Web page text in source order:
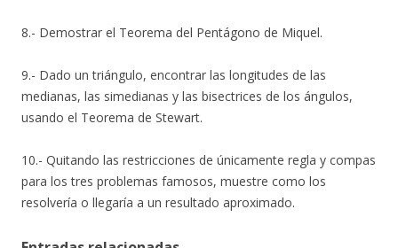
8.- Demostrar el Teorema del Pentágono de Miquel.
9.- Dado un triángulo, encontrar las longitudes de las
medianas, las simedianas y las bisectrices de los ángulos,
usando el Teorema de Stewart.
10.- Quitando las restricciones de únicamente regla y compas
para los tres problemas famosos, muestre como los
resolvería o llegaría a un resultado aproximado.